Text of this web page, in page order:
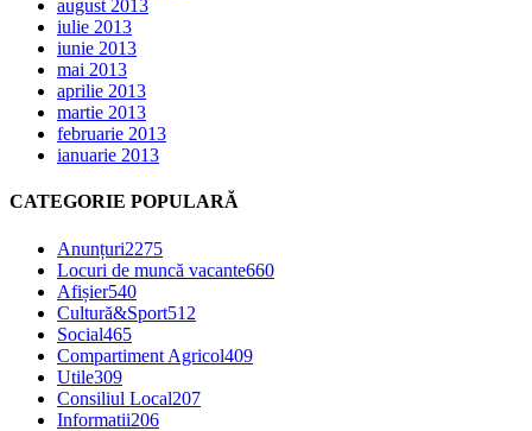
august 2013
iulie 2013
iunie 2013
mai 2013
aprilie 2013
martie 2013
februarie 2013
ianuarie 2013
CATEGORIE POPULARĂ
Anunțuri2275
Locuri de muncă vacante660
Afișier540
Cultură&Sport512
Social465
Compartiment Agricol409
Utile309
Consiliul Local207
Informatii206